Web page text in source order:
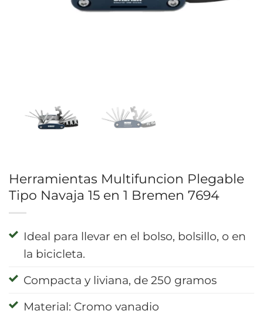
Herramientas Multifuncion Plegable
Tipo Navaja 15 en 1 Bremen 7694
Ideal para llevar en el bolso, bolsillo, o en
la bicicleta.
Compacta y liviana, de 250 gramos
Material: Cromo vanadio